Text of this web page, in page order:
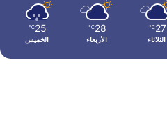
27
℃
الثلاثاء
28
℃
الأربعاء
25
℃
الخميس